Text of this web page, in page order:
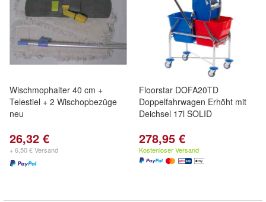
Wischmophalter 40 cm +
Telestiel + 2 Wischopbezüge
neu
26,32 €
+ 6,50 € Versand
Floorstar DOFA20TD
Doppelfahrwagen Erhöht mit
Deichsel 17l SOLID
278,95 €
Kostenloser Versand